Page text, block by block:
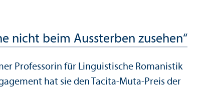
nicht beim Aussterben zusehen“
Professorin für Linguistische Romanistik
hat sie den Tacita-Muta-Preis der